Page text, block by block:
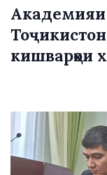
кишварҳои